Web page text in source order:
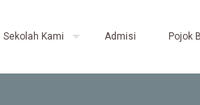
Sekolah Kami Admisi Pojok